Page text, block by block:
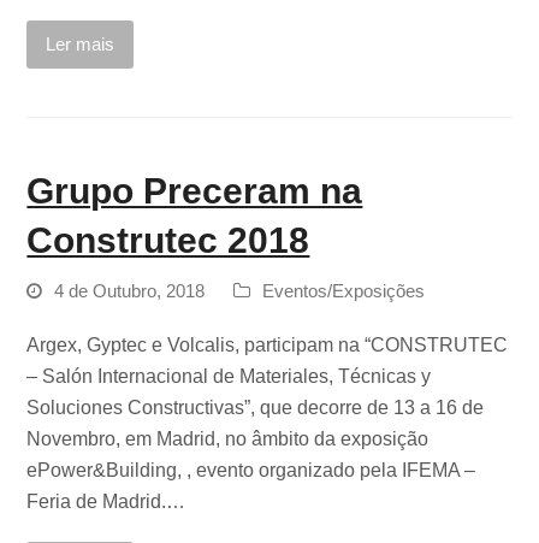
Ler mais
Grupo Preceram na
Construtec 2018
4 de Outubro, 2018 Eventos/Exposições
Argex, Gyptec e Volcalis, participam na “CONSTRUTEC
– Salón Internacional de Materiales, Técnicas y
Soluciones Constructivas”, que decorre de 13 a 16 de
Novembro, em Madrid, no âmbito da exposição
ePower&Building, , evento organizado pela IFEMA –
Feria de Madrid.…